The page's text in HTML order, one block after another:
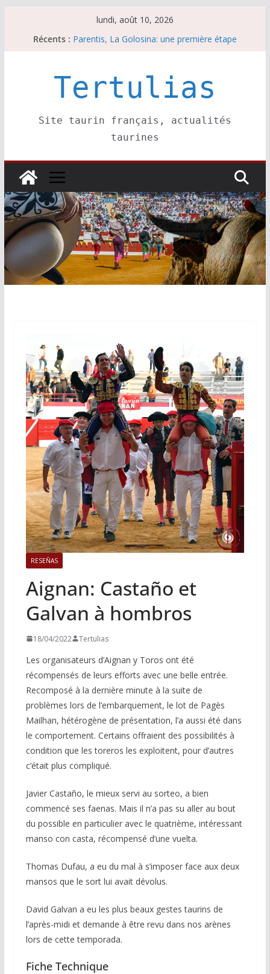
lundi, août 10, 2026
Récents : Parentis, La Golosina: une première étape
Les brèves du dimanche 9 août
Coup de foudre à Soustons
Tertulias
Site taurin français, actualités
taurines
RESEÑAS
Aignan: Castaño et
Galvan à hombros
18/04/2022 Tertulias
Les organisateurs d’Aignan y Toros ont été
récompensés de leurs efforts avec une belle entrée.
Recomposé à la dernière minute à la suite de
problèmes lors de l’embarquement, le lot de Pagès
Mailhan, hétérogène de présentation, l’a aussi été dans
le comportement. Certains offraient des possibilités à
condition que les toreros les exploitent, pour d’autres
c’était plus compliqué.
Javier Castaño, le mieux servi au sorteo, a bien
commencé ses faenas. Mais il n’a pas su aller au bout
du possible en particulier avec le quatrième, intéressant
manso con casta, récompensé d’une vuelta.
Thomas Dufau, a eu du mal à s’imposer face aux deux
mansos que le sort lui avait dévolus.
David Galvan a eu les plus beaux gestes taurins de
l’après-midi et demande à être revu dans nos arènes
lors de cette temporada.
Fiche Technique